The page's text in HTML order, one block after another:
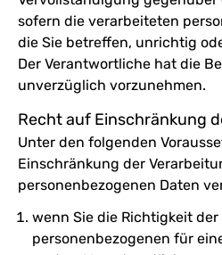
sofern die verarbeiteten
die Sie betreffen, unrichtig
Der Verantwortliche hat die
unverzüglich vorzunehmen.
Recht auf Einschränkung
Unter den folgenden
Einschränkung der
personenbezogenen Daten
wenn Sie die Richtigkeit
personenbezogenen für